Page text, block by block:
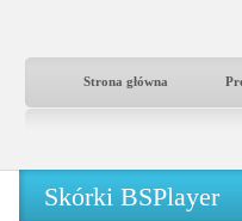
Strona główna
Skórki BSPlayer